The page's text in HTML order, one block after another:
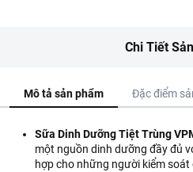
Chi Tiết
Mô tả sản phẩm Đặc điểm
Sữa Dinh Dưỡng Tiệt Trùng
một nguồn dinh dưỡng đầy đủ
hợp cho những người kiểm